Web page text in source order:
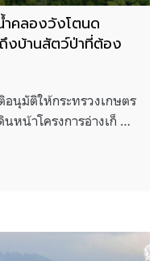
ำคลองวังโตนด
งบ้านสัตว์ป่าที่ต้อง
นุมัติให้กระทรวงเกษตร
หน้าโครงการอ่างเก็ …
งเก็บน้ำคลองวังโตนด